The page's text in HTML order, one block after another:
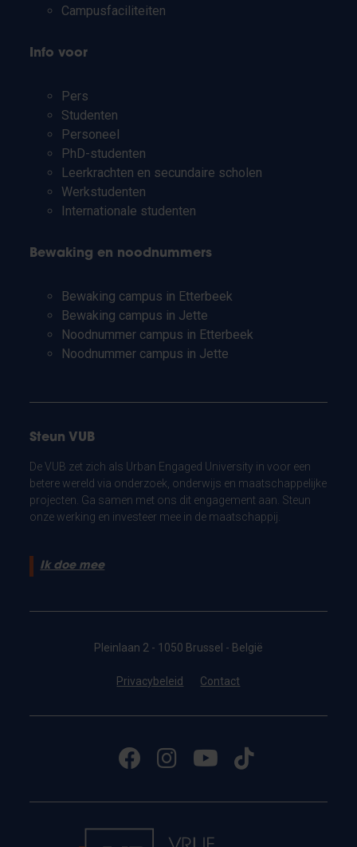
Campusfaciliteiten
Info voor
Pers
Studenten
Personeel
PhD-studenten
Leerkrachten en secundaire scholen
Werkstudenten
Internationale studenten
Bewaking en noodnummers
Bewaking campus in Etterbeek
Bewaking campus in Jette
Noodnummer campus in Etterbeek
Noodnummer campus in Jette
Steun VUB
De VUB zet zich als Urban Engaged University in voor een
betere wereld via onderzoek, onderwijs en maatschappelijke
projecten. Ga samen met ons dit engagement aan. Steun
onze werking en investeer mee in de maatschappij.
Ik doe mee
Pleinlaan 2 - 1050 Brussel - België
Privacybeleid Contact